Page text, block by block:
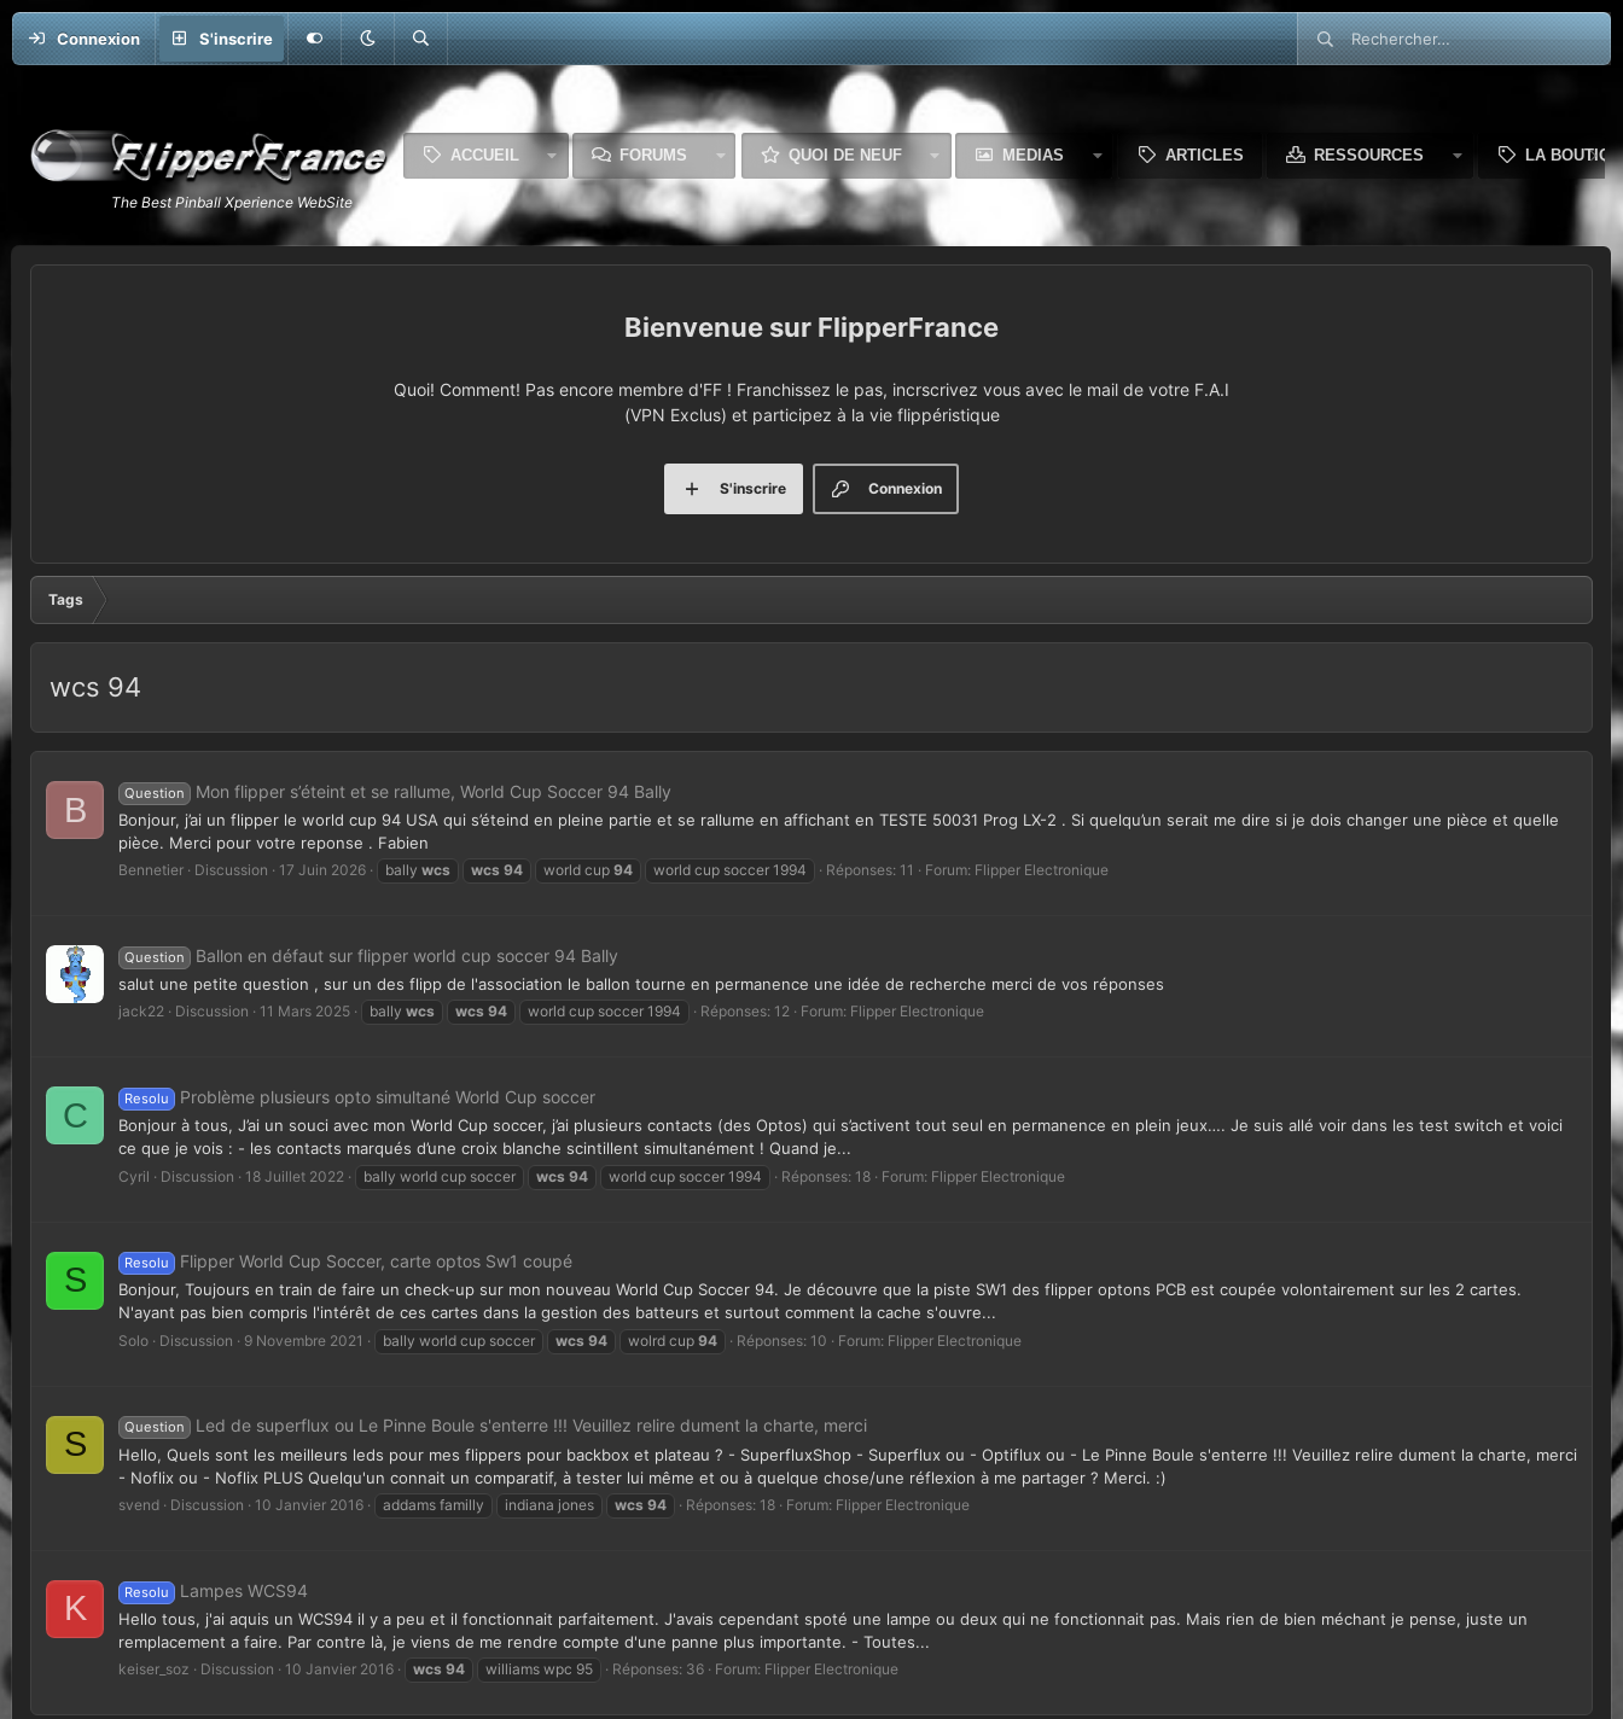
Connexion S'inscrire
ACCUEIL FORUMS QUOI DE NEUF MEDIAS ARTICLES RESSOURCES LA
FlipperFrance
Quoi! Comment! Pas encore membre d'FF ! Franchissez le pas, incrscrivez vous avec le mail de votre F.A.I
(VPN Exclus) et participez à la vie flippéristique
Connexion
S'inscrire
Tags
wcs 94
B Question Mon flipper s’éteint et se rallume, World Cup Soccer 94 Bally
Bonjour, j’ai un flipper le world cup 94 USA qui s’éteind en pleine partie et se rallume en affichant en TESTE 50031 Prog LX-2 . Si quelqu’un serait me dire si je dois changer une pièce et quelle
pièce. Merci pour votre reponse . Fabien
Bennetier Discussion 17 Juin 2026 bally wcs wcs 94 world cup 94 world cup soccer 1994 Réponses: 11 Forum: Flipper Electronique
Question Ballon en défaut sur flipper world cup soccer 94 Bally
salut une petite question , sur un des flipp de l'association le ballon tourne en permanence une idée de recherche merci de vos réponses
jack22 Discussion 11 Mars 2025 bally wcs wcs 94 world cup soccer 1994 Réponses: 12 Forum: Flipper Electronique
C Resolu Problème plusieurs opto simultané World Cup soccer
Bonjour à tous, J’ai un souci avec mon World Cup soccer, j’ai plusieurs contacts (des Optos) qui s’activent tout seul en permanence en plein jeux…. Je suis allé voir dans les test switch et voici
ce que je vois : - les contacts marqués d’une croix blanche scintillent simultanément ! Quand je...
Cyril Discussion 18 Juillet 2022 bally world cup soccer wcs 94 world cup soccer 1994 Réponses: 18 Forum: Flipper Electronique
S Resolu Flipper World Cup Soccer, carte optos Sw1 coupé
Bonjour, Toujours en train de faire un check-up sur mon nouveau World Cup Soccer 94. Je découvre que la piste SW1 des flipper optons PCB est coupée volontairement sur les 2 cartes.
N'ayant pas bien compris l'intérêt de ces cartes dans la gestion des batteurs et surtout comment la cache s'ouvre...
Solo Discussion 9 Novembre 2021 bally world cup soccer wcs 94 wolrd cup 94 Réponses: 10 Forum: Flipper Electronique
S Question Led de superflux ou Le Pinne Boule s'enterre !!! Veuillez relire dument la charte, merci
Hello, Quels sont les meilleurs leds pour mes flippers pour backbox et plateau ? - SuperfluxShop - Superflux ou - Optiflux ou - Le Pinne Boule s'enterre !!! Veuillez relire dument la charte, merci
- Noflix ou - Noflix PLUS Quelqu'un connait un comparatif, à tester lui même et ou à quelque chose/une réflexion à me partager ? Merci. :)
svend Discussion 10 Janvier 2016 addams familly indiana jones wcs 94 Réponses: 18 Forum: Flipper Electronique
K Resolu Lampes WCS94
Hello tous, j'ai aquis un WCS94 il y a peu et il fonctionnait parfaitement. J'avais cependant spoté une lampe ou deux qui ne fonctionnait pas. Mais rien de bien méchant je pense, juste un
remplacement a faire. Par contre là, je viens de me rendre compte d'une panne plus importante. - Toutes...
keiser_soz Discussion 10 Janvier 2016 wcs 94 williams wpc 95 Réponses: 36 Forum: Flipper Electronique